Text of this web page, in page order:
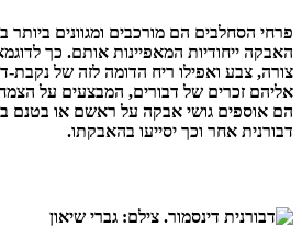
פרחי הסחלבים הם מורכבים ומגוונים
האבקה ייחודיות המאפיינות אותם. כך
צורה, צבע ואפילו ריח הדומה לזה של נקבת-
אליהם זכרים של דבורים, המבצעים על הצמח
הם אוספים גושי אבקה על ראשם או בטנם
דבורנית אחר וכך יסייעו בהאבקתו.